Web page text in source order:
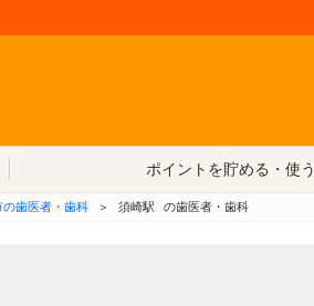
ポイントを貯める・使う
の歯医者・歯科 ＞ 須崎駅 の歯医者・歯科